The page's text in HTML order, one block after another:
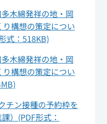
木綿発祥の地・岡
構想の策定につい
式：518KB)
木綿発祥の地・岡
構想の策定につい
チン接種の予約枠を
）(PDF形式：